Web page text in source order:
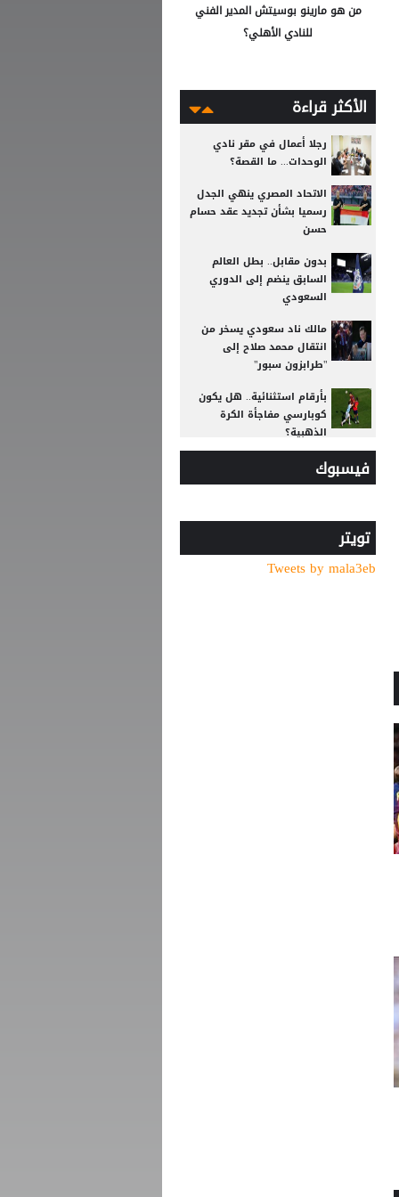
من هو مارينو بوسيتش المدير الفني
للنادي الأهلي؟
الأكثر قراءة
رجلا أعمال في مقر نادي
الوحدات... ما القصة؟
الاتحاد المصري ينهي الجدل
رسميا بشأن تجديد عقد حسام
حسن
بدون مقابل.. بطل العالم
السابق ينضم إلى الدوري
السعودي
مالك ناد سعودي يسخر من
انتقال محمد صلاح إلى
"طرابزون سبور"
بأرقام استثنائية.. هل يكون
كوبارسي مفاجأة الكرة
الذهبية؟
ضربة أوروبية.. مقترح إنفانتينو
يلقى رفضًا جديدًافيسبوك
تويتر
Tweets by mala3eb